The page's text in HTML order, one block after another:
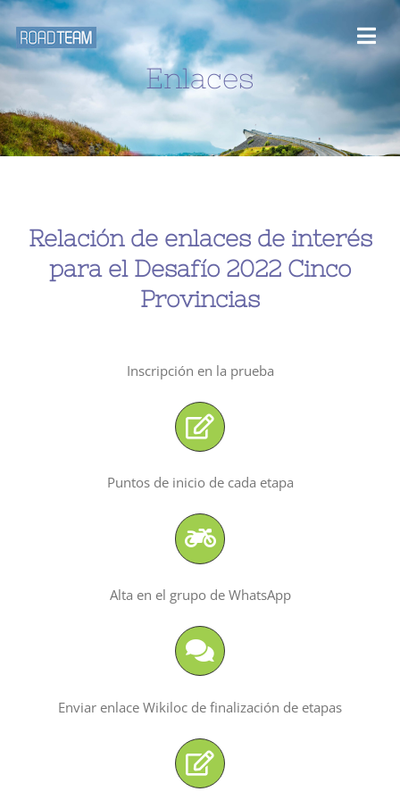
Saltar
al
contenido
Eventos
Sobre nosotros
Lista de entidades
Contacto
Enlaces
Relación de enlaces de interés
para el Desafío 2022 Cinco
Provincias
Inscripción en la prueba
Puntos de inicio de cada etapa
Alta en el grupo de WhatsApp
Enviar enlace Wikiloc de finalización de etapas